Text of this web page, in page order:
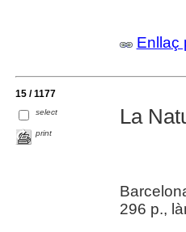
Enllaç
15 / 1177
select
print
La
296 p.,